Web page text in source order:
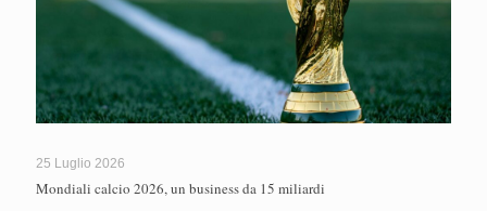
25 Luglio 2026
Mondiali calcio 2026, un business da 15 miliardi